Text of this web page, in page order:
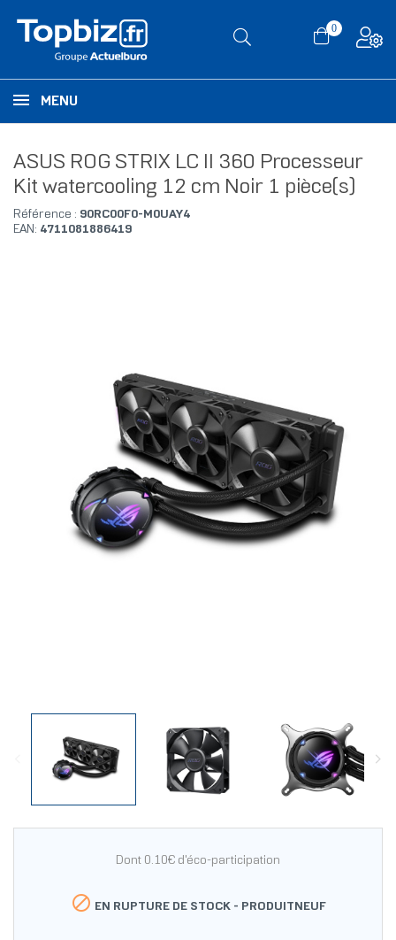
0
MENU
ASUS ROG STRIX LC II 360 Processeur
Kit watercooling 12 cm Noir 1 pièce(s)
Référence : 90RC00F0-M0UAY4
EAN: 4711081886419
Dont 0.10€ d'éco-participation
 EN RUPTURE DE STOCK - PRODUITNEUF